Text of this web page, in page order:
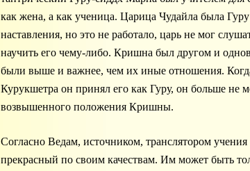
как жена, а как ученица. Царица Чудайла была
наставления, но это не работало, царь не мог
научить его чему-либо. Кришна был другом и
были выше и важнее, чем их иные отношения.
Курукшетра он принял его как Гуру, он больше не
возвышенного положения Кришны.
Согласно Ведам, источником, транслятором
прекрасный по своим качествам. Им может быть